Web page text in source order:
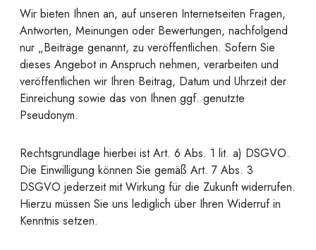
Wir bieten Ihnen an, auf unseren Internetseiten Fragen,
Antworten, Meinungen oder Bewertungen, nachfolgend
nur „Beiträge genannt, zu veröffentlichen. Sofern Sie
dieses Angebot in Anspruch nehmen, verarbeiten und
veröffentlichen wir Ihren Beitrag, Datum und Uhrzeit der
Einreichung sowie das von Ihnen ggf. genutzte
Pseudonym.
Rechtsgrundlage hierbei ist Art. 6 Abs. 1 lit. a) DSGVO.
Die Einwilligung können Sie gemäß Art. 7 Abs. 3
DSGVO jederzeit mit Wirkung für die Zukunft widerrufen.
Hierzu müssen Sie uns lediglich über Ihren Widerruf in
Kenntnis setzen.